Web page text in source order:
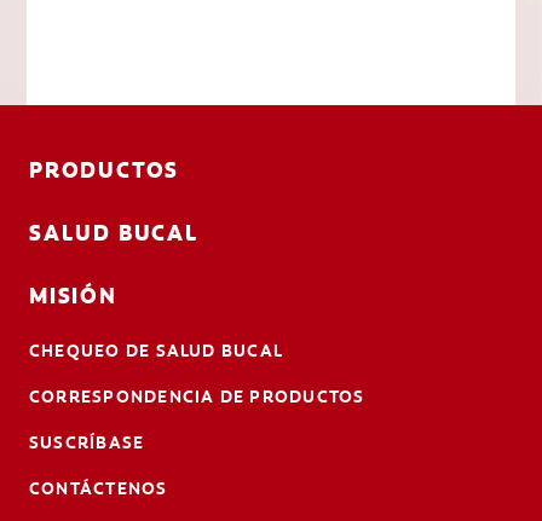
PRODUCTOS
SALUD BUCAL
MISIÓN
CHEQUEO DE SALUD BUCAL
CORRESPONDENCIA DE PRODUCTOS
SUSCRÍBASE
CONTÁCTENOS